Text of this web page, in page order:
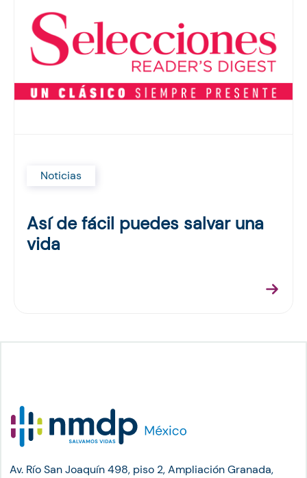
Noticias
Así de fácil puedes salvar una
vida
Av. Río San Joaquín 498, piso 2, Ampliación Granada,